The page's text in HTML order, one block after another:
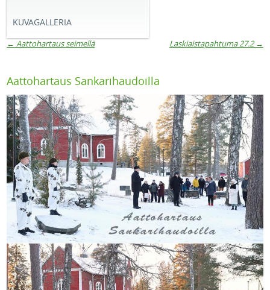
KUVAGALLERIA
← Aattohartaus seimellä Laskiaistapahtuma 27.2 →
Aattohartaus Sankarihaudoilla